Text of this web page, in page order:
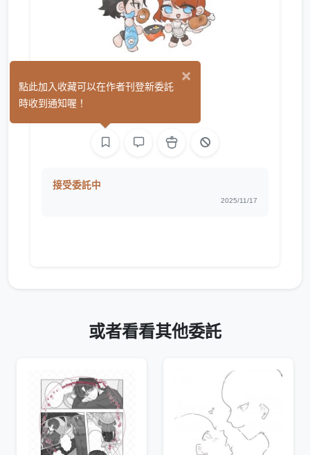
以噎 (0)
接受委託中
2025/11/17
或者看看其他委託
×
點此加入收藏可以在作者刊登新委託
時收到通知喔！